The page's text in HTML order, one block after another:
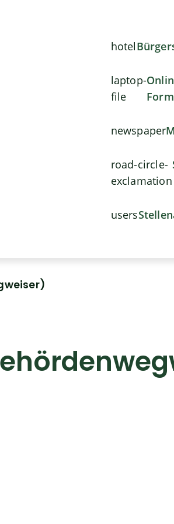
hotel
laptop-
file
newspaper
road-circle-
exclamation
users